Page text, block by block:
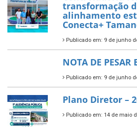
Prefeitura de
inscrições para
Multicultural
Publicado em: 9 de junho
🌳🌱 Projeto
Publicado em: 9 de junho
🌿🚤 Semana
Ambiente em